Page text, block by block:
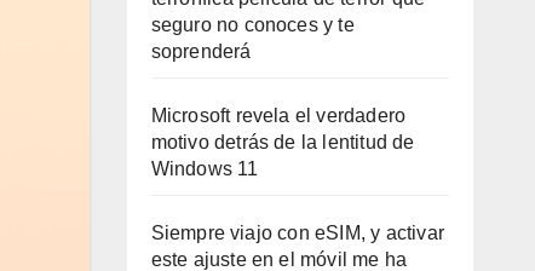
seguro no conoces y te
soprenderá
Microsoft revela el verdadero
motivo detrás de la lentitud de
Windows 11
Siempre viajo con eSIM, y activar
este ajuste en el móvil me ha